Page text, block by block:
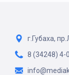
г.Губаха,
8 (34248) 4-